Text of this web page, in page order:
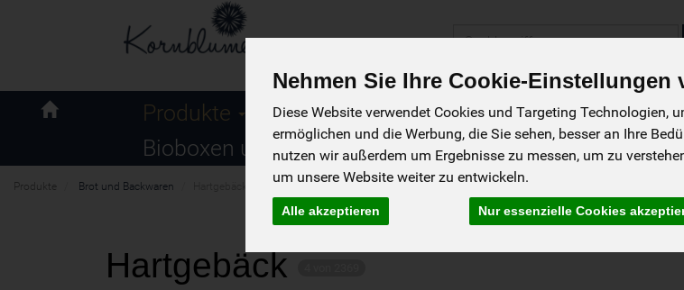
Nehmen Sie Ihre Cookie-Einstellungen
Diese Website verwendet Cookies und Targeting Technologien,
ermöglichen und die Werbung, die Sie sehen, besser an Ihre
nutzen wir außerdem um Ergebnisse zu messen, um zu
um unsere Website weiter zu entwickeln.
Alle akzeptieren Nur essenzielle Cookies
Naturkost
Produkte
Bioboxen und Angebote
So wird bestellt Das
Produkte Brot und Backwaren
Hartgebäck